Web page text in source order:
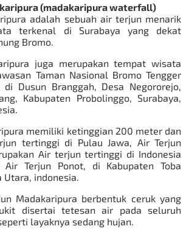
(madakaripura waterfall)
adalah sebuah air terjun menarik
terkenal di Surabaya
yang dekat
Bromo.
juga merupakan tempat wisata
Taman Nasional Bromo Tengger
Dusun Branggah, Desa Negororejo,
Kabupaten Probolinggo, Surabaya,
memiliki ketinggian 200 meter dan
tertinggi di Pulau Jawa, Air Terjun
Air terjun tertinggi di Indonesia
Terjun Ponot, di Kabupaten Toba
Utara, indonesia.
Madakaripura berbentuk ceruk yang
disertai tetesan air pada seluruh
layaknya sedang hujan.